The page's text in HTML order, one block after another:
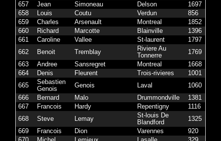
657
Jean Simoneau Delson 1697
658
Louis Coutu Verdun 856
659
Charles Arsenault Montreal 1852
660
Richard Marcotte Blainville 1396
661
Caroline Vallee St-laurent 1797
662
Benoit Tremblay
Riviere Au
Tonnerre
1769
663
Andree Sansregret Montreal 1668
664
Denis Fleurent Trois-rivieres 1001
665
Sebastien
Genois
Genois Laval 1060
666
Bernard Malo Drummondville 1381
667
Francois Hardy Repentigny 1116
668
Steve Lemay
St-louis De
Blandford
1325
669
Francois Dion Varennes 920